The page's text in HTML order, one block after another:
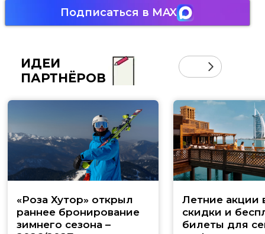
Подписаться в MAX
ИДЕИ
ПАРТНЁРОВ
«Роза Хутор» открыл
раннее бронирование
зимнего сезона –
Летние акции
скидки и
билеты для